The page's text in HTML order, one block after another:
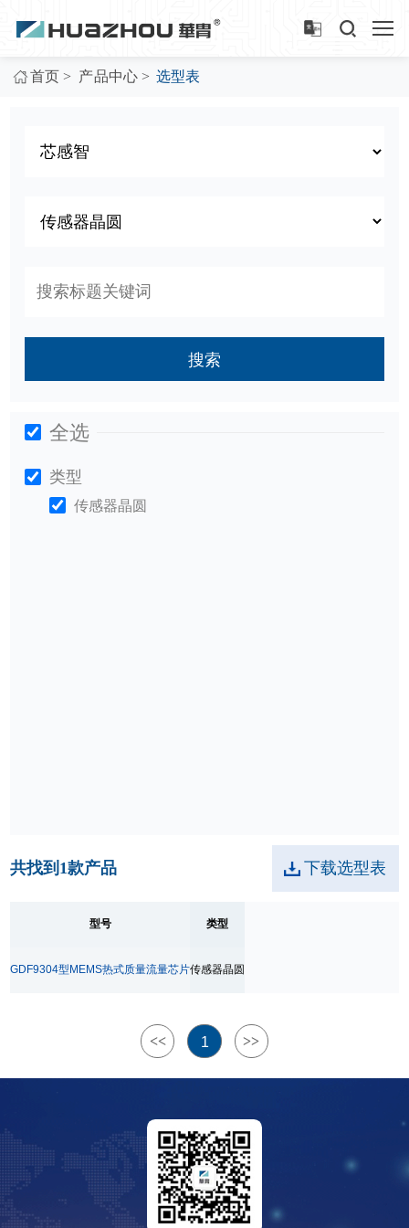
首页 > 产品中心 > 选型表
搜索
全选
类型
传感器晶圆
共找到 1款产品 下载选型表
型号 类型
GDF9304型MEMS热式质量流量芯片传感器晶圆
<< 1 >>